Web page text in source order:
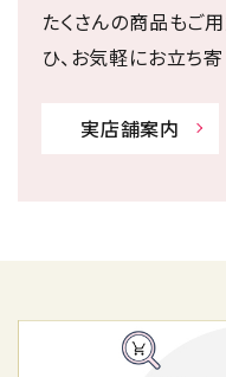
たくさんの商品もご
ひ、お気軽にお立ち寄
実店舗案内